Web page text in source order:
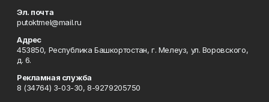
Эл. почта
putoktmel@mail.ru
Адрес
453850, Республика Башкортостан, г. Мелеуз, ул. Воровского,
д. 6.
Рекламная служба
8 (34764) 3-03-30, 8-9279205750